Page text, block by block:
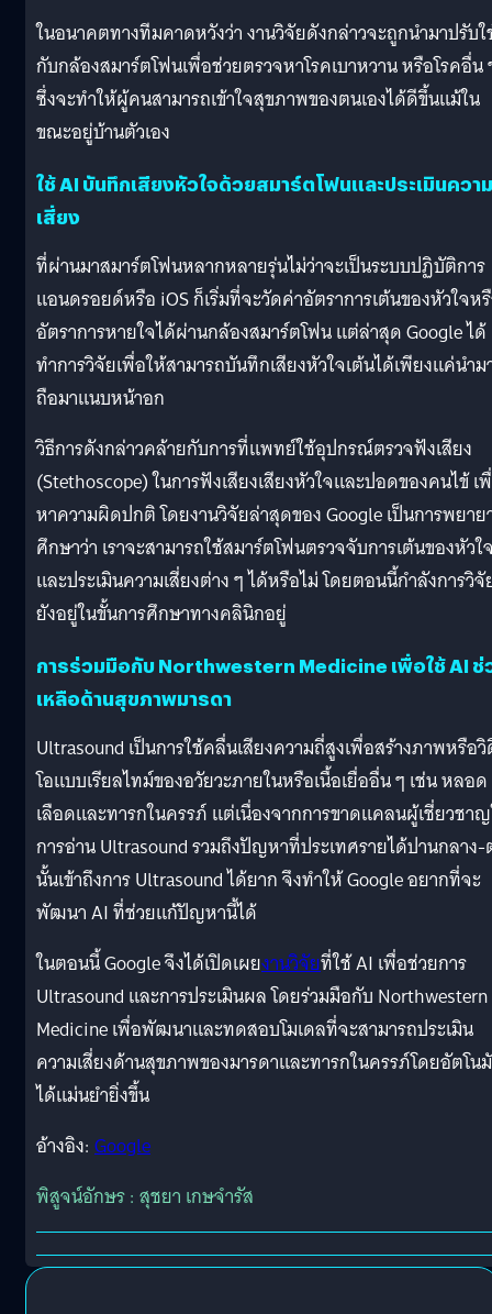
ในอนาคตทางทีมคาดหวังว่า งานวิจัยดังกล่าวจะถูกนำมาปรับ
กับกล้องสมาร์ตโฟนเพื่อช่วยตรวจหาโรคเบาหวาน หรือโรคอื่น
ซึ่งจะทำให้ผู้คนสามารถเข้าใจสุขภาพของตนเองได้ดีขึ้นแม้ใน
ขณะอยู่บ้านตัวเอง
ใช้ AI บันทึกเสียงหัวใจด้วยสมาร์ตโฟนและประเมินความ
เสี่ยง
ที่ผ่านมาสมาร์ตโฟนหลากหลายรุ่นไม่ว่าจะเป็นระบบปฏิบัติการ
แอนดรอยด์หรือ iOS ก็เริ่มที่จะวัดค่าอัตราการเต้นของหัวใจห
อัตราการหายใจได้ผ่านกล้องสมาร์ตโฟน แต่ล่าสุด Google ได้
ทำการวิจัยเพื่อให้สามารถบันทึกเสียงหัวใจเต้นได้เพียงแค่นำม
ถือมาแนบหน้าอก
วิธีการดังกล่าวคล้ายกับการที่แพทย์ใช้อุปกรณ์ตรวจฟังเสียง
(Stethoscope) ในการฟังเสียงเสียงหัวใจและปอดของคนไข้ เ
หาความผิดปกติ โดยงานวิจัยล่าสุดของ Google เป็นการพยาย
ศึกษาว่า เราจะสามารถใช้สมาร์ตโฟนตรวจจับการเต้นของหัวใ
และประเมินความเสี่ยงต่าง ๆ ได้หรือไม่ โดยตอนนี้กำลังการวิ
ยังอยู่ในขั้นการศึกษาทางคลินิกอยู่
การร่วมมือกับ Northwestern Medicine เพื่อใช้ AI ช่
เหลือด้านสุขภาพมารดา
Ultrasound เป็นการใช้คลื่นเสียงความถี่สูงเพื่อสร้างภาพหรือ
โอแบบเรียลไทม์ของอวัยวะภายในหรือเนื้อเยื่ออื่น ๆ เช่น หลอด
เลือดและทารกในครรภ์ แต่เนื่องจากการขาดแคลนผู้เชี่ยวชา
การอ่าน Ultrasound รวมถึงปัญหาที่ประเทศรายได้ปานกลาง-
นั้นเข้าถึงการ Ultrasound ได้ยาก จึงทำให้ Google อยากที่จะ
พัฒนา AI ที่ช่วยแก้ปัญหานี้ได้
ในตอนนี้ Google จึงได้เปิดเผยงานวิจัยที่ใช้ AI เพื่อช่วยการ
Ultrasound และการประเมินผล โดยร่วมมือกับ Northwestern
Medicine เพื่อพัฒนาและทดสอบโมเดลที่จะสามารถประเมิน
ความเสี่ยงด้านสุขภาพของมารดาและทารกในครรภ์โดยอัตโน
ได้แม่นยำยิ่งขึ้น
อ้างอิง: Google
พิสูจน์อักษร : สุชยา เกษจำรัส